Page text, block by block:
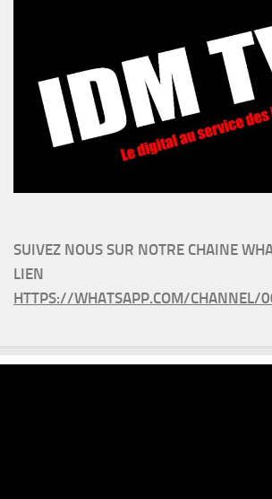
SUIVEZ NOUS SUR NOTRE CHAINE
LIEN
HTTPS://WHATSAPP.COM/CHANNEL/